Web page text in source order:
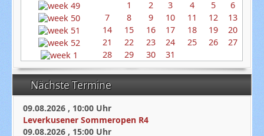
1
2 3 4 5
6
7
8 9 10 11 12
13
14
15 16 17 18 19
20
21
22 23 24 25 26
27
28
29 30 31
Nächste Termine
09.08.2026 , 10:00 Uhr
Leverkusener Sommeropen R4
09.08.2026 , 15:00 Uhr